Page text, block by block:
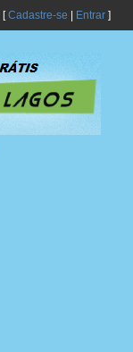
[Cadastre-se Entrar]